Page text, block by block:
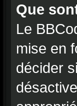
Que
Le
mise en
décider